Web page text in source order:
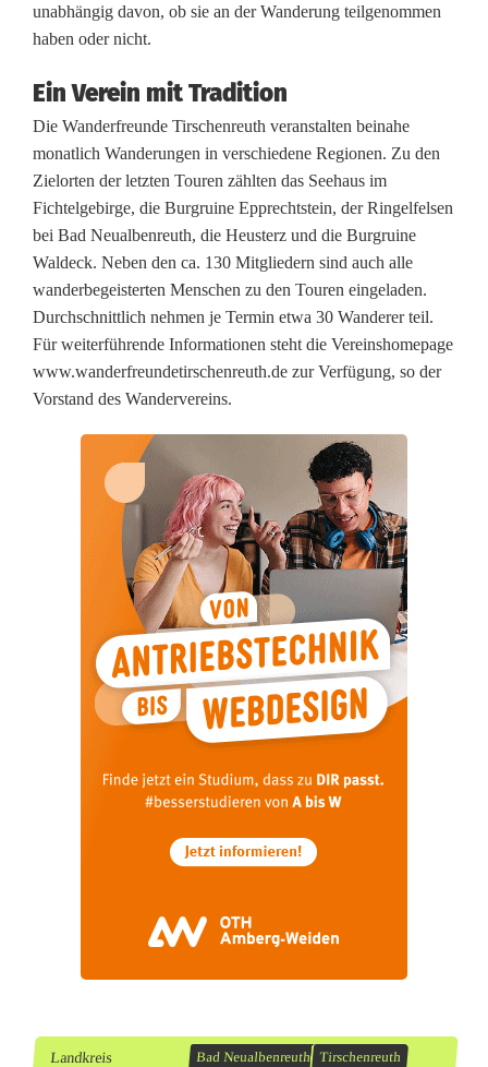
c
h
e
n
r
e
u
t
h
unabhängig davon, ob sie an der Wanderung teilgenommen
haben oder nicht.
Ein Verein mit Tradition
Die Wanderfreunde Tirschenreuth veranstalten beinahe
monatlich Wanderungen in verschiedene Regionen. Zu den
Zielorten der letzten Touren zählten das Seehaus im
Fichtelgebirge, die Burgruine Epprechtstein, der Ringelfelsen
bei Bad Neualbenreuth, die Heusterz und die Burgruine
Waldeck. Neben den ca. 130 Mitgliedern sind auch alle
wanderbegeisterten Menschen zu den Touren eingeladen.
Durchschnittlich nehmen je Termin etwa 30 Wanderer teil.
Für weiterführende Informationen steht die Vereinshomepage
www.wanderfreundetirschenreuth.de zur Verfügung, so der
Vorstand des Wandervereins.
Landkreis
Bad Neualbenreuth Tirschenreuth